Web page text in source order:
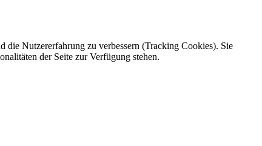
die Nutzererfahrung zu verbessern (Tracking Cookies). Sie
der Seite zur Verfügung stehen.